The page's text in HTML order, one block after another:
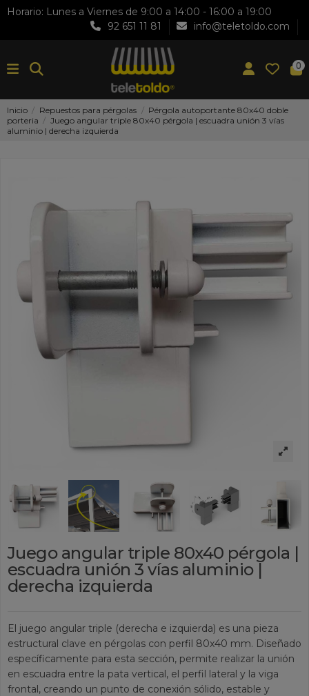
Horario: Lunes a Viernes de 9:00 a 14:00 - 16:00 a 19:00
92 651 11 81
info@teletoldo.com
0
Inicio Repuestos para pérgolas
Pérgola autoportante 80x40 doble
porteria
Juego angular triple 80x40 pérgola | escuadra unión 3 vías
aluminio | derecha izquierda
Juego angular triple 80x40 pérgola |
escuadra unión 3 vías aluminio |
derecha izquierda
El juego angular triple (derecha e izquierda) es una pieza
estructural clave en pérgolas con perfil 80x40 mm. Diseñado
específicamente para esta sección, permite realizar la unión
en escuadra entre la pata vertical, el perfil lateral y la viga
frontal, creando un punto de conexión sólido, estable y